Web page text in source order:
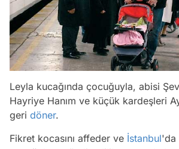
Leyla kucağında çocuğuyla, abisi
Hayriye Hanım ve küçük kardeşleri
geri döner.
Fikret kocasını affeder ve İstanbul'da